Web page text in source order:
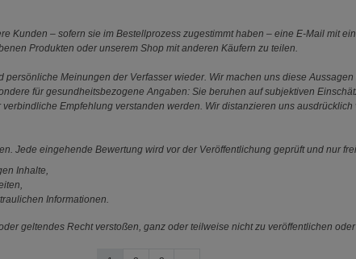
Kunden – sofern sie im Bestellprozess zugestimmt haben – eine E-Mail mit
Produkten oder unserem Shop mit anderen Käufern zu teilen.
Meinungen der Verfasser wieder. Wir machen uns diese
für gesundheitsbezogene Angaben: Sie beruhen auf subjektiven
Empfehlung verstanden werden. Wir distanzieren uns
Jede eingehende Bewertung wird vor der Veröffentlichung geprüft und nur
Inhalte,
Informationen.
geltendes Recht verstoßen, ganz oder teilweise nicht zu veröffentlichen